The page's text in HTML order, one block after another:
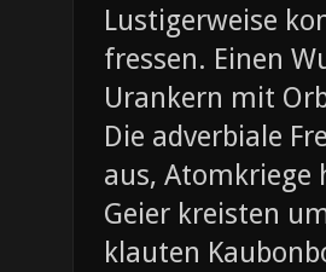
Lustigerweise
fressen. Einen
Urankern mit
Die adverbiale
aus,
Geier kreisten
klauten